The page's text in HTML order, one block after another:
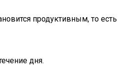
продуктивным, то есть
дня.